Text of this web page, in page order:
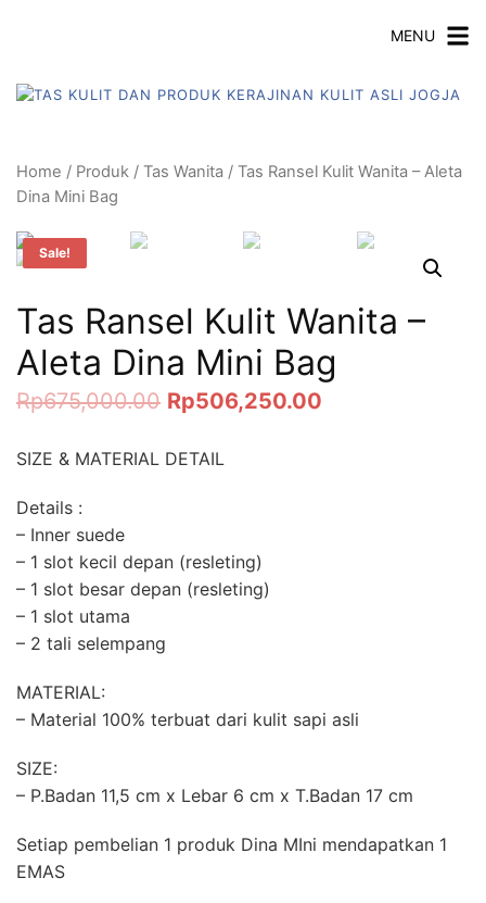
MENU
Home / Produk / Tas Wanita / Tas Ransel Kulit Wanita – Aleta
Dina Mini Bag
Sale!
Tas Ransel Kulit Wanita –
Aleta Dina Mini Bag
Rp675,000.00 Rp506,250.00
SIZE & MATERIAL DETAIL
Details :
– Inner suede
– 1 slot kecil depan (resleting)
– 1 slot besar depan (resleting)
– 1 slot utama
– 2 tali selempang
MATERIAL:
– Material 100% terbuat dari kulit sapi asli
SIZE:
– P.Badan 11,5 cm x Lebar 6 cm x T.Badan 17 cm
Setiap pembelian 1 produk Dina MIni mendapatkan 1
EMAS